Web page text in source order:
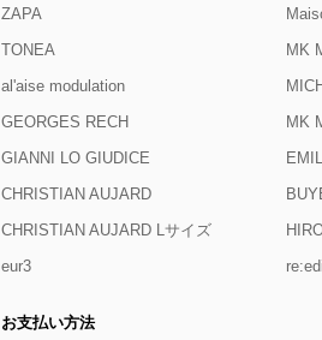
ZAPA
TONEA
al'aise modulation
GEORGES RECH
GIANNI LO GIUDICE
CHRISTIAN AUJARD
CHRISTIAN AUJARD Lサイズ
eur3
MK
MK
お支払い方法